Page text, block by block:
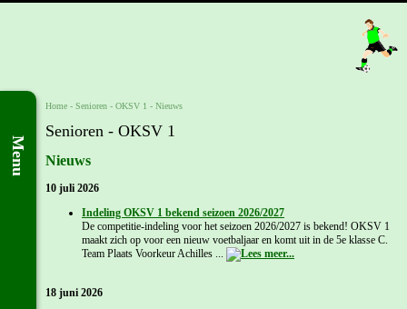
Menu
Home - Senioren - OKSV 1 - Nieuws
Senioren - OKSV 1
Nieuws
10 juli 2026
Indeling OKSV 1 bekend seizoen 2026/2027
De competitie-indeling voor het seizoen 2026/2027 is bekend! OKSV 1
maakt zich op voor een nieuw voetbaljaar en komt uit in de 5e klasse C.
Team Plaats Voorkeur Achilles ...
18 juni 2026